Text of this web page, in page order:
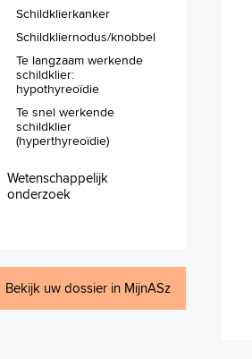
Schildklierkanker
Schildkliernodus/knobbel
Te langzaam werkende
schildklier:
hypothyreoïdie
Te snel werkende
schildklier
(hyperthyreoïdie)
Wetenschappelijk
onderzoek
Bekijk uw dossier in MijnASz